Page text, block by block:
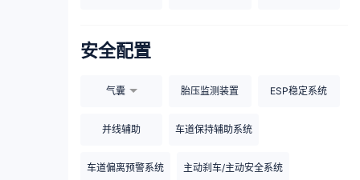
安全配置
气囊 胎压监测装置 ESP稳定系统
并线辅助 车道保持辅助系统
车道偏离预警系统 主动刹车/主动安全系统